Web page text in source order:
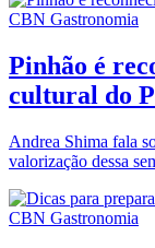
CBN Gastronomia
Pinhão é
cultural do
Andrea Shima fala
valorização dessa
CBN Gastronomia